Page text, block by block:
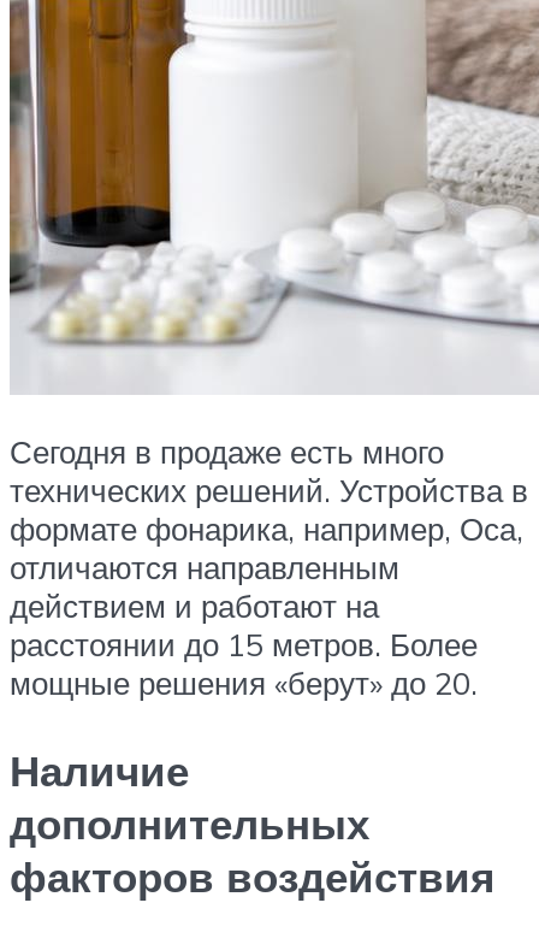
Сегодня в продаже есть много
технических решений. Устройства в
формате фонарика, например, Оса,
отличаются направленным
действием и работают на
расстоянии до 15 метров. Более
мощные решения «берут» до 20.
Наличие
дополнительных
факторов воздействия